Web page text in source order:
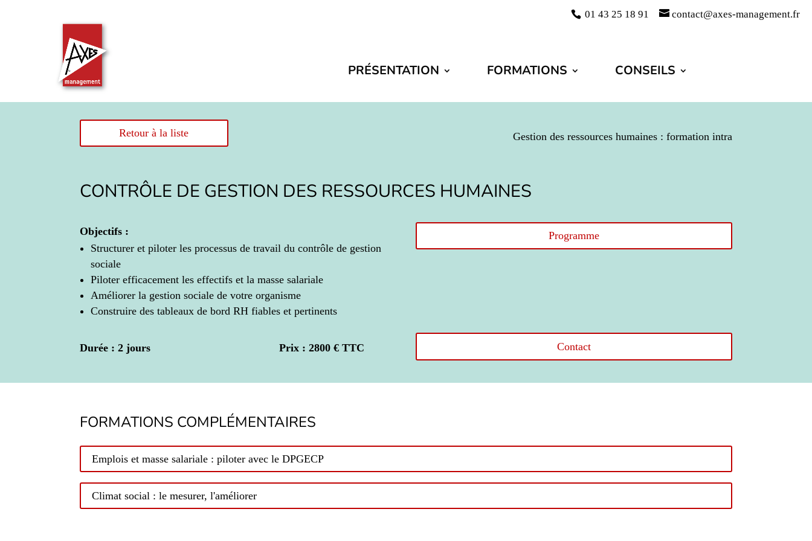
01 43 25 18 91 contact@axes-management.fr
PRÉSENTATION FORMATIONS CONSEILS
Retour à la liste Gestion des ressources humaines : formation intra
CONTRÔLE DE GESTION DES RESSOURCES HUMAINES
Objectifs :
Structurer et piloter les processus de travail du contrôle de gestion
sociale
Piloter efficacement les effectifs et la masse salariale
Améliorer la gestion sociale de votre organisme
Construire des tableaux de bord RH fiables et pertinents
Programme
Durée : 2 jours Prix : 2800 € TTC Contact
FORMATIONS COMPLÉMENTAIRES
Emplois et masse salariale : piloter avec le DPGECP
Climat social : le mesurer, l'améliorer